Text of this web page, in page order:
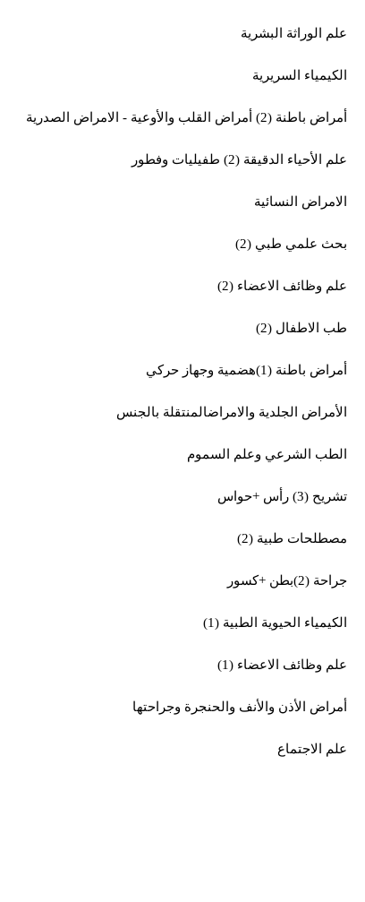
علم الوراثة البشرية
الكيمياء السريرية
أمراض باطنة (2) أمراض القلب والأوعية - الامراض الصدرية
علم الأحياء الدقيقة (2) طفيليات وفطور
الامراض النسائية
بحث علمي طبي (2)
علم وظائف الاعضاء (2)
طب الاطفال (2)
أمراض باطنة (1)هضمية وجهاز حركي
الأمراض الجلدية والامراضالمنتقلة بالجنس
الطب الشرعي وعلم السموم
تشريح (3) رأس +حواس
مصطلحات طبية (2)
جراحة (2)بطن +كسور
الكيمياء الحيوية الطبية (1)
علم وظائف الاعضاء (1)
أمراض الأذن والأنف والحنجرة وجراحتها
علم الاجتماع